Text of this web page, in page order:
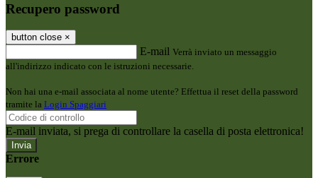
Recupero password
button close ×
E-mail Verrà inviato un messaggio
all'indirizzo indicato con le istruzioni necessarie.
Non hai una e-mail associata al nome utente? Effettua il reset della password
tramite la Login Spaggiari
E-mail inviata, si prega di controllare la casella di posta elettronica!
Errore